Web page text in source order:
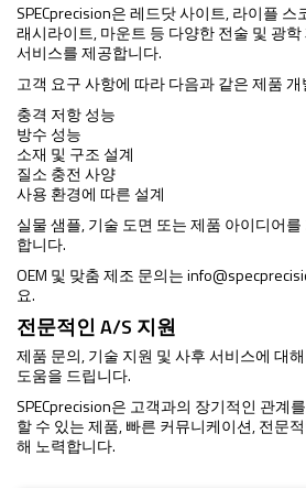
SPECprecision은 레드닷 사이트, 라이플
래시라이트, 마운트 등 다양한 전술 및 광학
서비스를 제공합니다.
고객 요구 사항에 따라 다음과 같은 제품
충격 저항 성능
방수 성능
소재 및 구조 설계
질소 충전 사양
사용 환경에 따른 설계
실물 샘플, 기술 도면 또는 제품 아이디어
합니다.
OEM 및 맞춤 제조 문의는
요.
전문적인 A/S 지원
제품 문의, 기술 지원 및 사후 서비스에 대
도움을 드립니다.
SPECprecision은 고객과의 장기적인 관계
할 수 있는 제품, 빠른 커뮤니케이션, 전문
해 노력합니다.